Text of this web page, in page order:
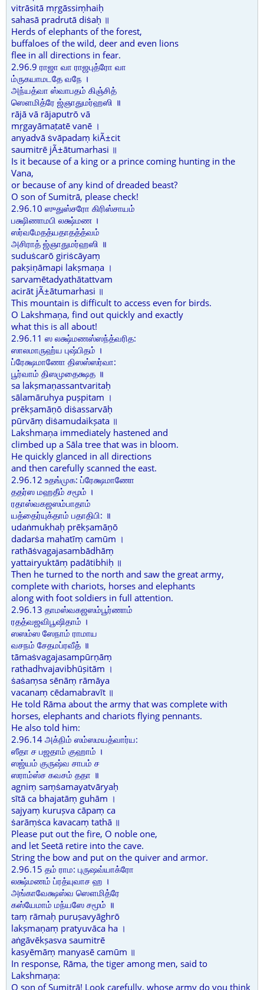
vitrāsitā mṛgāssiṃhaiḥ
sahasā pradrutā diṡaḥ ॥
Herds of elephants of the forest,
buffaloes of the wild, deer and even lions
flee in all directions in fear.
2.96.9 ராஜா வா ராஜபுத்ரோ வா
ம்ருகயாமடதே வநே ।
அந்யத்வா ஸ்வாபதம் கிஞ்சித்
ஸௌமித்ரே ஜ்ஞாதுமர்ஹஸி ॥
rājā vā rājaputrō vā
mṛgayāmaṭatē vanē ।
anyadvā ṡvāpadaṃ kiÃ±cit
saumitrē jÃ±ātumarhasi ॥
Is it because of a king or a prince coming hunting in the
Vana,
or because of any kind of dreaded beast?
O son of Sumitrā, please check!
2.96.10 ஸுதுஸ்சரோ கிரிஸ்சாயம்
பக்ஷிணாமபி லக்ஷ்மண ।
ஸர்வமேதத்யதாதத்த்வம்
அசிராத் ஜ்ஞாதுமர்ஹஸி ॥
suduṡcarō giriṡcāyaṃ
pakṣiṇāmapi lakṣmaṇa ।
sarvamētadyathātattvam
acirāt jÃ±ātumarhasi ॥
This mountain is difficult to access even for birds.
O Lakshmaṇa, find out quickly and exactly
what this is all about!
2.96.11 ஸ லக்ஷ்மணஸ்ஸந்த்வரித:
ஸாலமாருஹ்ய புஷ்பிதம் ।
ப்ரேக்ஷமாணோ திஸஸ்ஸர்வா:
பூர்வாம் திஸமுதைக்ஷத ॥
sa lakṣmaṇassantvaritaḥ
sālamāruhya puṣpitam ।
prēkṣamāṇō diṡassarvāḥ
pūrvāṃ diṡamudaikṣata ॥
Lakshmaṇa immediately hastened and
climbed up a Sāla tree that was in bloom.
He quickly glanced in all directions
and then carefully scanned the east.
2.96.12 உதங்முக: ப்ரேக்ஷமாணோ
ததர்ஸ மஹதீம் சமூம் ।
ரதாஸ்வகஜஸம்பாதாம்
யத்தைர்யுக்தாம் பதாதிபி: ॥
udaṅmukhaḥ prēkṣamāṇō
dadarṡa mahatīṃ camūm ।
rathāṡvagajasambādhāṃ
yattairyuktāṃ padātibhiḥ ॥
Then he turned to the north and saw the great army,
complete with chariots, horses and elephants
along with foot soldiers in full attention.
2.96.13 தாமஸ்வகஜஸம்பூர்ணாம்
ரதத்வஜவிபூஷிதாம் ।
ஸஸம்ஸ ஸேநாம் ராமாய
வசநம் சேதமப்ரவீத் ॥
tāmaṡvagajasampūrṇāṃ
rathadhvajavibhūṣitām ।
ṡaṡaṃsa sēnāṃ rāmāya
vacanaṃ cēdamabravīt ॥
He told Rāma about the army that was complete with
horses, elephants and chariots flying pennants.
He also told him:
2.96.14 அக்நிம் ஸம்ஸமயத்வார்ய:
ஸீதா ச பஜதாம் குஹாம் ।
ஸஜ்யம் குருஷ்வ சாபம் ச
ஸராம்ஸ்ச கவசம் ததா ॥
agniṃ saṃṡamayatvāryaḥ
sītā ca bhajatāṃ guhām ।
sajyaṃ kuruṣva cāpaṃ ca
ṡarāṃṡca kavacaṃ tathā ॥
Please put out the fire, O noble one,
and let Seetā retire into the cave.
String the bow and put on the quiver and armor.
2.96.15 தம் ராம: புருஷவ்யாக்ரோ
லக்ஷ்மணம் ப்ரத்யுவாச ஹ ।
அங்காவேக்ஷஸ்வ ஸௌமித்ரே
கஸ்யேமாம் மந்யஸே சமூம் ॥
taṃ rāmaḥ puruṣavyāghrō
lakṣmaṇaṃ pratyuvāca ha ।
aṅgāvēkṣasva saumitrē
kasyēmāṃ manyasē camūm ॥
In response, Rāma, the tiger among men, said to
Lakshmaṇa:
O son of Sumitrā! Look carefully, whose army do you think